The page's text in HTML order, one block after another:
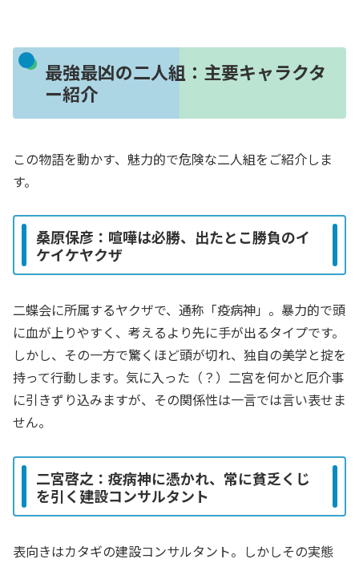
最強最凶の二人組：主要キャラクタ
ー紹介
この物語を動かす、魅力的で危険な二人組をご紹介しま
す。
桑原保彦：喧嘩は必勝、出たとこ勝負のイ
ケイケヤクザ
二蝶会に所属するヤクザで、通称「疫病神」。暴力的で頭
に血が上りやすく、考えるより先に手が出るタイプです。
しかし、その一方で驚くほど頭が切れ、独自の美学と掟を
持って行動します。気に入った（？）二宮を何かと厄介事
に引きずり込みますが、その関係性は一言では言い表せま
せん。
二宮啓之：疫病神に憑かれ、常に貧乏くじ
を引く建設コンサルタント
表向きはカタギの建設コンサルタント。しかしその実態